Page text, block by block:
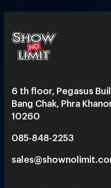
6 th floor, Pegasus
Bang Chak, Phra
10260
085-848-2253